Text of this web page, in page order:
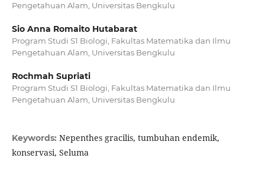
Pengetahuan Alam, Universitas Bengkulu
Sio Anna Romaito Hutabarat
Program Studi S1 Biologi, Fakultas Matematika dan Ilmu
Pengetahuan Alam, Universitas Bengkulu
Rochmah Supriati
Program Studi S1 Biologi, Fakultas Matematika dan Ilmu
Pengetahuan Alam, Universitas Bengkulu
Keywords: Nepenthes gracilis, tumbuhan endemik,
konservasi, Seluma